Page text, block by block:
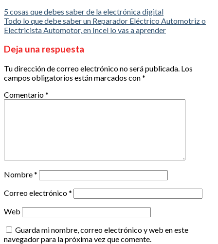
5 cosas que debes saber de la electrónica digital
Todo lo que debe saber un Reparador Eléctrico Automotriz o
Electricista Automotor, en Incel lo vas a aprender
Deja una respuesta
Tu dirección de correo electrónico no será publicada. Los
campos obligatorios están marcados con*
Comentario*
Nombre*
Correo electrónico*
Web
Guarda mi nombre, correo electrónico y web en este
navegador para la próxima vez que comente.